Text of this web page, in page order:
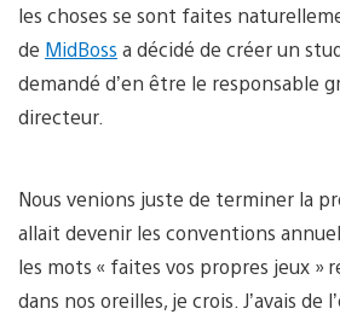
les choses se sont faites
de MidBoss a décidé de créer un
demandé d’en être le responsable
directeur.
Nous venions juste de terminer la
allait devenir les conventions
les mots « faites vos propres jeux »
dans nos oreilles, je crois. J’avais de